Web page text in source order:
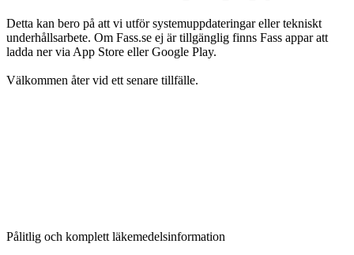
Detta kan bero på att vi utför systemuppdateringar eller tekniskt
underhållsarbete. Om Fass.se ej är tillgänglig finns Fass appar att
ladda ner via App Store eller Google Play.
Välkommen åter vid ett senare tillfälle.
Pålitlig och komplett läkemedelsinformation